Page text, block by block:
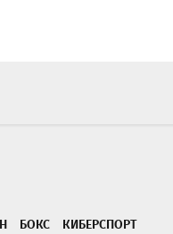
БОКС
КИБЕРСПОРТ